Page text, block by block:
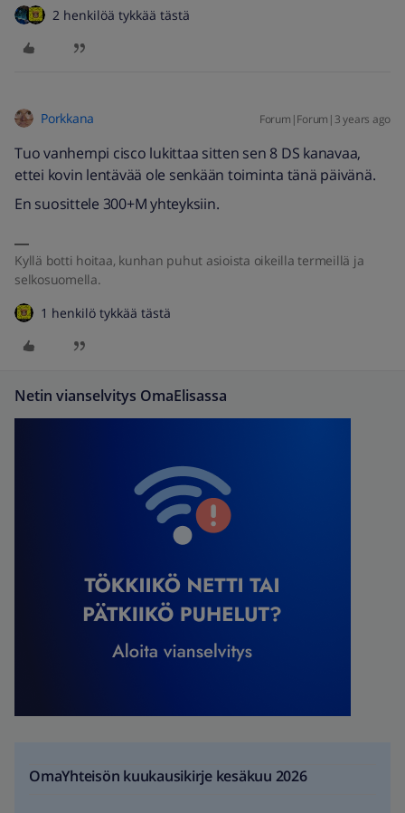
2 henkilöä tykkää tästä
Porkkana Forum|Forum|3 years ago
Tuo vanhempi cisco lukittaa sitten sen 8 DS kanavaa,
ettei kovin lentävää ole senkään toiminta tänä päivänä.
En suosittele 300+M yhteyksiin.
Kyllä botti hoitaa, kunhan puhut asioista oikeilla termeillä ja
selkosuomella.
1 henkilö tykkää tästä
Netin vianselvitys OmaElisassa
OmaYhteisön kuukausikirje kesäkuu 2026